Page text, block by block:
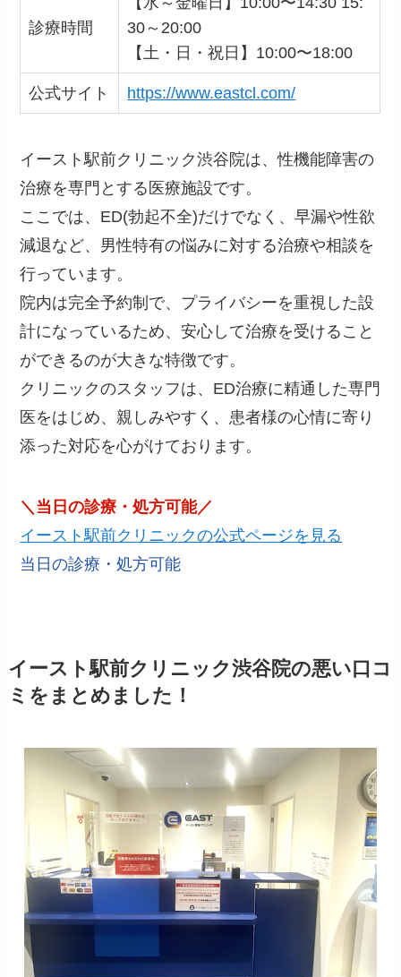
診療時間
30～20:00
【土・日・祝日】10:00〜18:00
公式サイト https://www.eastcl.com/
イースト駅前クリニック渋谷院は、性機能障害の
治療を専門とする医療施設です。
ここでは、ED(勃起不全)だけでなく、早漏や性欲
減退など、男性特有の悩みに対する治療や相談を
行っています。
院内は完全予約制で、プライバシーを重視した設
計になっているため、安心して治療を受けること
ができるのが大きな特徴です。
クリニックのスタッフは、ED治療に精通した専門
医をはじめ、親しみやすく、患者様の心情に寄り
添った対応を心がけております。
＼当日の診療・処方可能／
イースト駅前クリニックの公式ページを見る
当日の診療・処方可能
イースト駅前クリニック渋谷院の悪い口コ
ミをまとめました！